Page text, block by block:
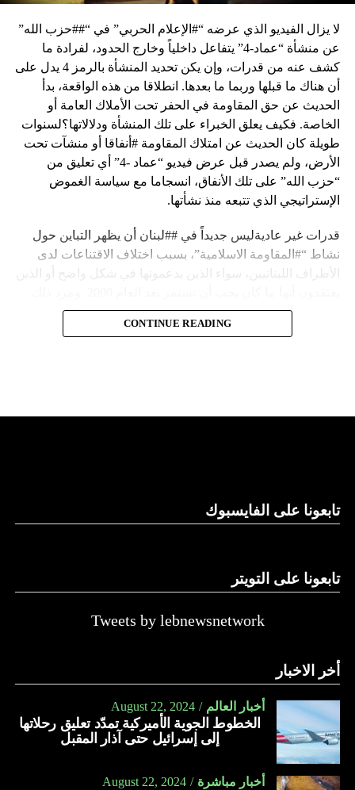
لا يزال الفيديو الذي عرضه “#الإعلام الحربي” في “##حزب الله”
عن منشأة “عماد-4” يتفاعل داخلياً وخارج الحدود، لفرادة ما
كشف عنه من قدرات، وإن يكن تحديد المنشأة بالرمز 4 يدل على
أن هناك ما قبلها وربما ما بعدها. انطلاقا من هذه الواقعة، بدأ
الحديث عن حق المقاومة في الحفر تحت الأملاك العامة أو
الخاصة. فكيف يعلق الخبراء على تلك المنشأة ودلالاتها؟لسنوات
طويلة كان الحديث عن امتلاك المقاومة #أنفاقا أو منشآت تحت
الأرض، ولم يصدر قبل عرض فيديو “عماد -4” أي تعليق من
“حزب الله” على تلك الأنفاق، انسجاما مع سياسة الغموض
الإستراتيجي الذي تتبعه منذ نشأتها.
قدرات غير عاديةليس جديداً في ##لبنان أن يظهر التباين حول
نشاط “#المقاومة الاسلامية”، بسبب اختلاف الاقتناعات لدى
الأطراف اللبنانيين، سواء الذين يدعمونها في شكل واضح أو الذين
إلى أن المقاومة ضد الاحتلال الإسرائيلي لم تكن يوماً محط
إجماع داخلي، وإن كانت القوى اللبنانية المؤمنة بالصراع ضد
النهار
CONTINUE READING
تابعونا على الفايسبوك
تابعونا على التويتر
Tweets by lebnewsnetwork
أخر الاخبار
أخبار العالم August 22, 2024
الخطوط الجوية الأميركية تمدّد تعليق رحلاتها
إلى إسرائيل حتى آذار المقبل
أخبار مباشرة August 22, 2024